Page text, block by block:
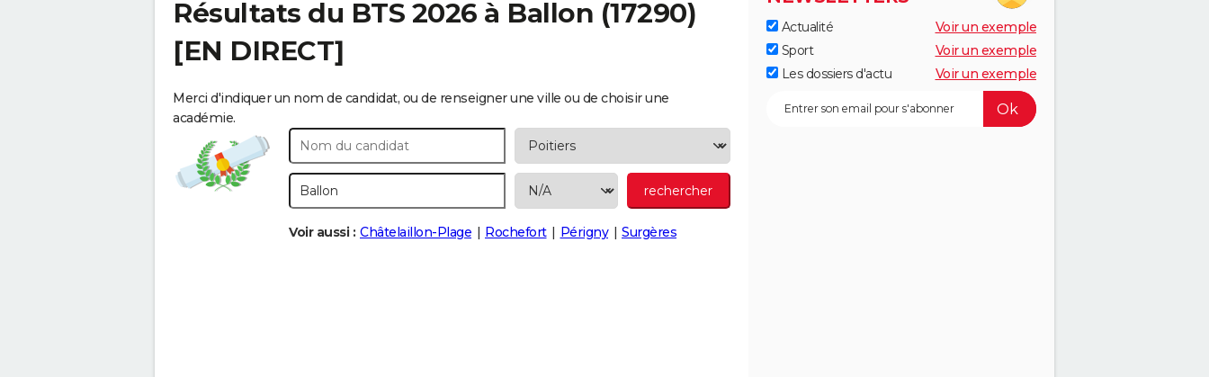
Résultats du BTS 2026 à Ballon (17290)
[EN DIRECT]
Merci d'indiquer un nom de candidat, ou de renseigner une ville ou de choisir une
académie.
Voir aussi : Châtelaillon-Plage Rochefort Périgny Surgères
Actualité
Voir un exemple
Sport
Voir un exemple
Les dossiers d'actu
Voir un exemple